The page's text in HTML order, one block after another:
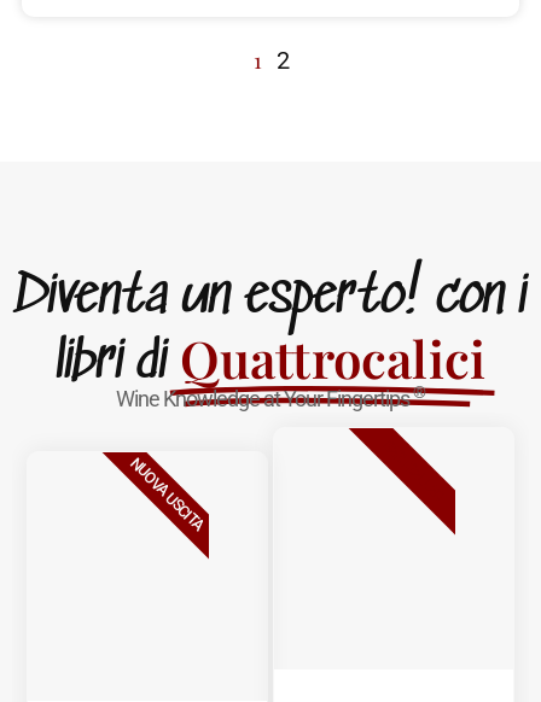
1 2
Diventa un esperto! con i
libri di Quattrocalici
Wine Knowledge at Your Fingertips®
NUOVA USCITA BESTSELLER